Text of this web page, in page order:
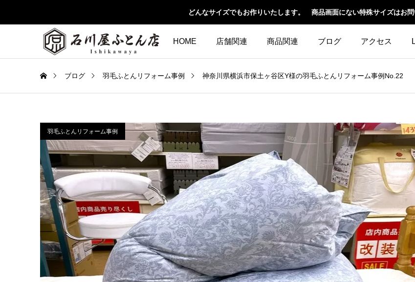
どんなサイズでもお作りいたします。 商品画面にない特殊サイズはお問
HOME 店舗関連 商品関連 ブログ アクセス
ブログ 羽毛ふとんリフォーム事例 神奈川県横浜市保土ヶ谷区Y様の羽毛ふとんリフォーム事例No.22
羽毛ふとんリフォーム事例